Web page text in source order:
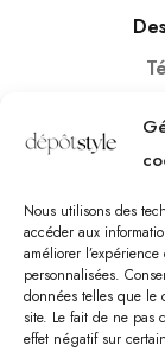
Nous utilisons des
accéder aux
améliorer
personnalisées.
données telles que le
site. Le fait de ne pas
effet négatif sur
Adresse :